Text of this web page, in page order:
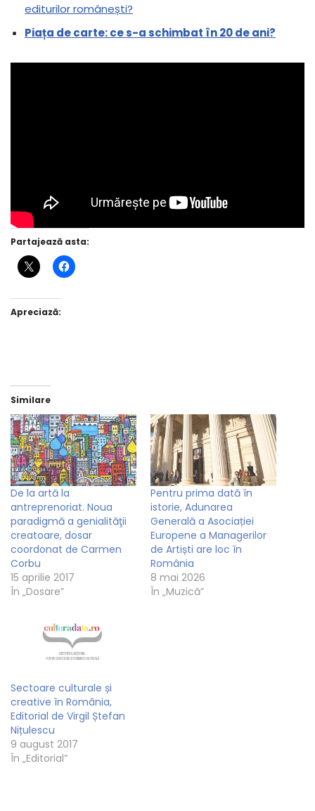
editurilor românești?
Piața de carte: ce s-a schimbat în 20 de ani?
Partajează asta:
Apreciază:
Similare
De la artă la
antreprenoriat. Noua
paradigmă a genialităţii
creatoare, dosar
coordonat de Carmen
Corbu
15 aprilie 2017
În „Dosare”
Pentru prima dată în
istorie, Adunarea
Generală a Asociației
Europene a Managerilor
de Artiști are loc în
România
8 mai 2026
În „Muzică”
Sectoare culturale și
creative în România,
Editorial de Virgil Ștefan
Nițulescu
9 august 2017
În „Editorial”